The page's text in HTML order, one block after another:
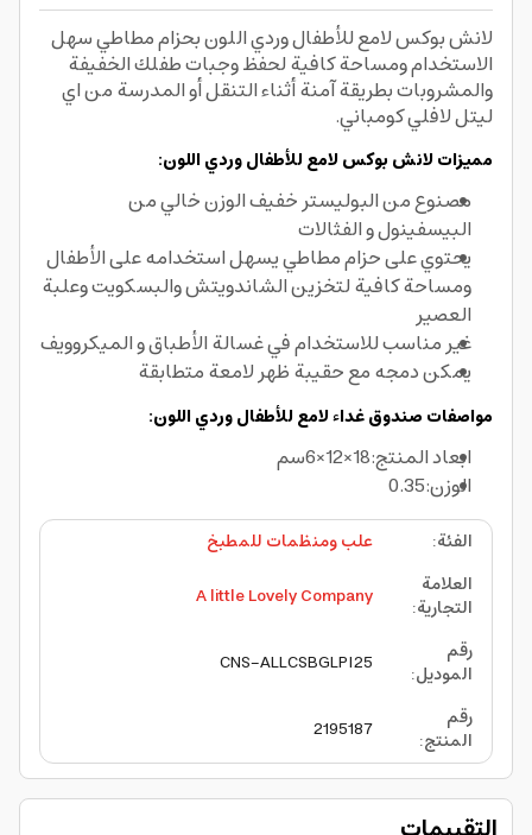
لانش بوكس لامع للأطفال وردي اللون بحزام مطاطي سهل
الاستخدام ومساحة كافية لحفظ وجبات طفلك الخفيفة
والمشروبات بطريقة آمنة أثناء التنقل أو المدرسة من اي
ليتل لافلي كومباني.
مميزات لانش بوكس لامع للأطفال وردي اللون:
مصنوع من البوليستر خفيف الوزن خالي من
البيسفينول و الفثالات
يحتوي على حزام مطاطي يسهل استخدامه على الأطفال
ومساحة كافية لتخزين الشاندويتش والبسكويت وعلبة
العصير
غير مناسب للاستخدام في غسالة الأطباق و الميكروويف
يمكن دمجه مع حقيبة ظهر لامعة متطابقة
مواصفات صندوق غداء لامع للأطفال وردي اللون:
ابعاد المنتج:18×12×6سم
الوزن:0.35
الفئة:
علب ومنظمات للمطبخ
العلامة
التجارية:
A little Lovely Company
رقم
الموديل:
CNS-ALLCSBGLPI25
رقم
المنتج:
2195187